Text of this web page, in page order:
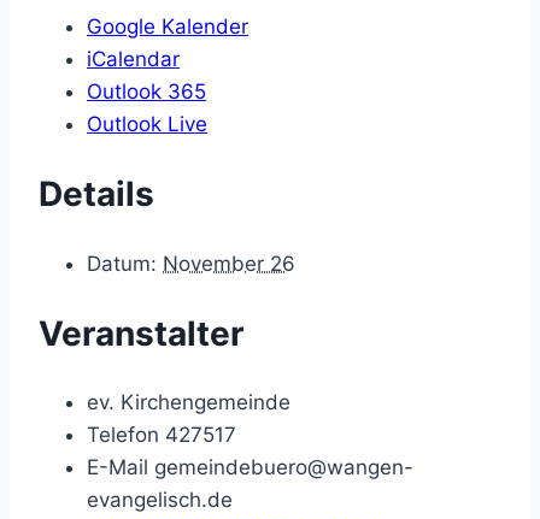
Google Kalender
iCalendar
Outlook 365
Outlook Live
Details
Datum: November 26
Veranstalter
ev. Kirchengemeinde
Telefon 427517
E-Mail gemeindebuero@wangen-
evangelisch.de